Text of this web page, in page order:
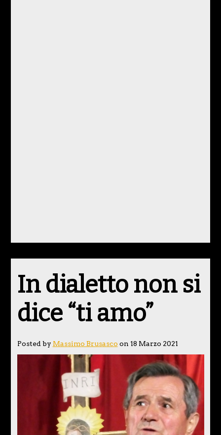
In dialetto non si
dice “ti amo”
Posted by Massimo Brusasco on 18 Marzo 2021